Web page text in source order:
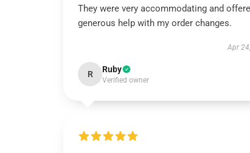
They were very accommodating and
generous help with my order changes.
Apr
R Ruby
Verified owner